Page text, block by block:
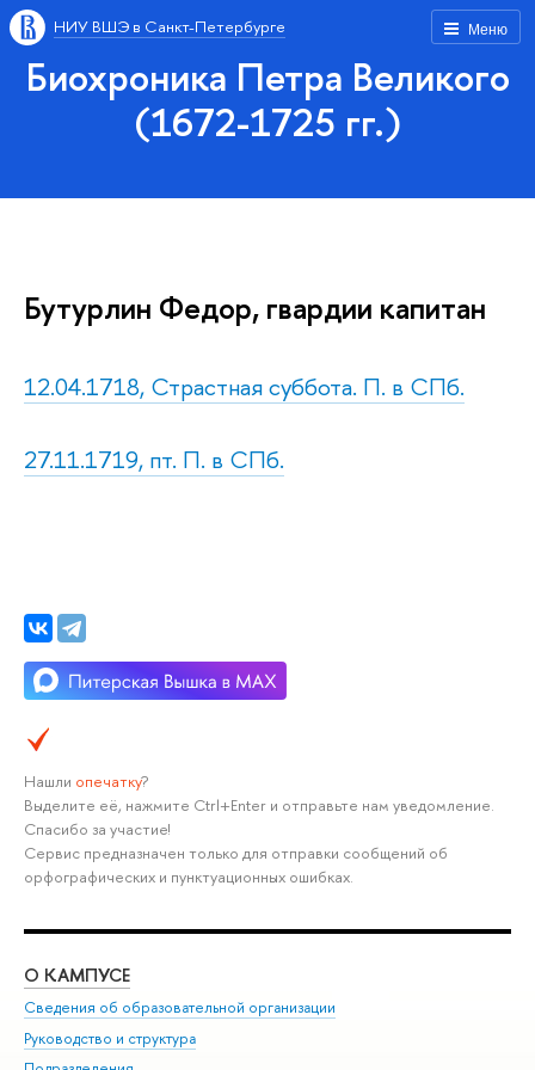
Меню
НИУ ВШЭ в Санкт-Петербурге
Биохроника Петра Великого
(1672-1725 гг.)
Бутурлин Федор, гвардии капитан
12.04.1718, Страстная суббота. П. в СПб.
27.11.1719, пт. П. в СПб.
Нашли опечатку?
Выделите её, нажмите Ctrl+Enter и отправьте нам уведомление.
Спасибо за участие!
Сервис предназначен только для отправки сообщений об
орфографических и пунктуационных ошибках.
О КАМПУСЕ
Сведения об образовательной организации
Руководство и структура